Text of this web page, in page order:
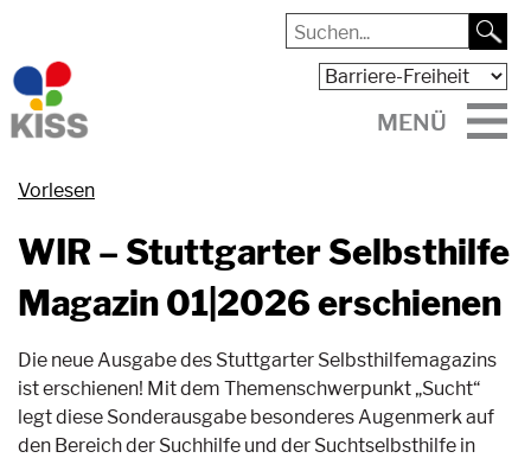
MENÜ
Vorlesen
WIR – Stuttgarter Selbsthilfe
Magazin 01|2026 erschienen
Die neue Ausgabe des Stuttgarter Selbsthilfemagazins
ist erschienen! Mit dem Themenschwerpunkt „Sucht“
legt diese Sonderausgabe besonderes Augenmerk auf
den Bereich der Suchhilfe und der Suchtselbsthilfe in